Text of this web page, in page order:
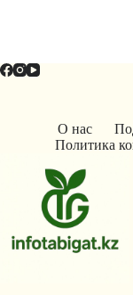
О нас
Политика